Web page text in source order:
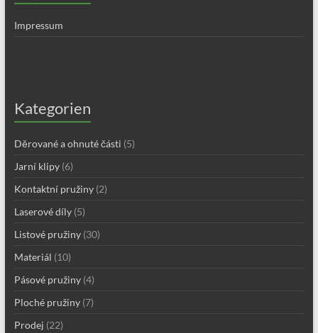
Impressum
Kategorien
Děrované a ohnuté části (5)
Jarní klipy(6)
Kontaktní pružiny(2)
Laserové díly(5)
Listové pružiny(30)
Materiál (10)
Pásové pružiny(4)
Ploché pružiny(7)
Prodej (22)